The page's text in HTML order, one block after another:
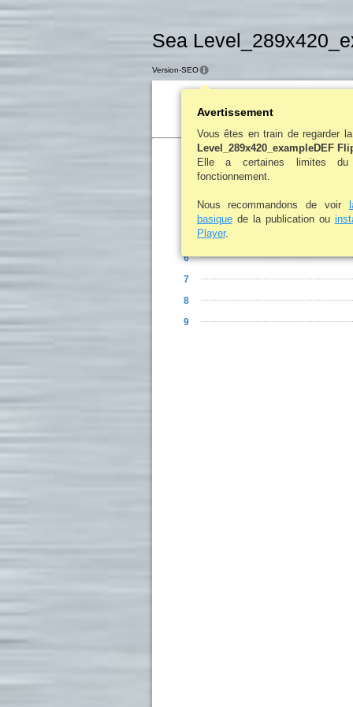
Sea
Table des matières
6
7
8
9
Version-SEO
Avertissement
Vous êtes en train de regarder
Level_289x420_exampleDEF
Elle a certaines limites
fonctionnement.
Nous recommandons de voir
basiquede la publication ou
Player.